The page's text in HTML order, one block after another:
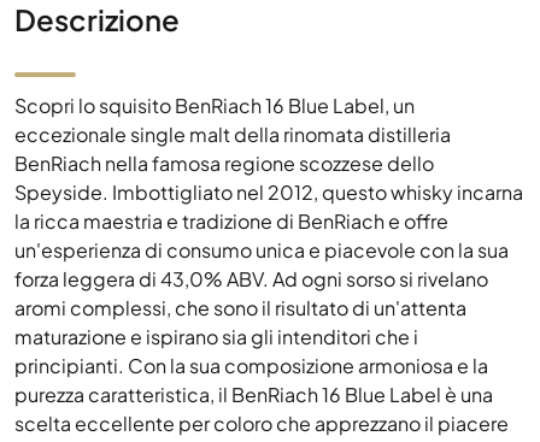
Descrizione
Scopri lo squisito BenRiach 16 Blue Label, un
eccezionale single malt della rinomata distilleria
BenRiach nella famosa regione scozzese dello
Speyside. Imbottigliato nel 2012, questo whisky incarna
la ricca maestria e tradizione di BenRiach e offre
un'esperienza di consumo unica e piacevole con la sua
forza leggera di 43,0% ABV. Ad ogni sorso si rivelano
aromi complessi, che sono il risultato di un'attenta
maturazione e ispirano sia gli intenditori che i
principianti. Con la sua composizione armoniosa e la
purezza caratteristica, il BenRiach 16 Blue Label è una
scelta eccellente per coloro che apprezzano il piacere